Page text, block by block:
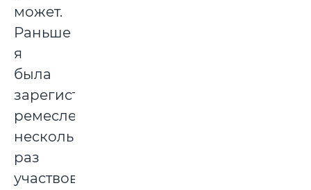
может.
Раньше
я
была
зарегистрирована
ремесленником,
несколько
раз
участвовала